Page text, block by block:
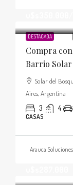
DESTACADA
Compra
Barrio
Solar del
Aires, Argentina
3 4
CASAS
Arauca